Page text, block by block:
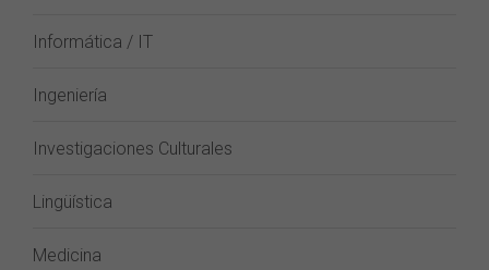
Informática / IT
Ingeniería
Investigaciones Culturales
Lingüística
Medicina